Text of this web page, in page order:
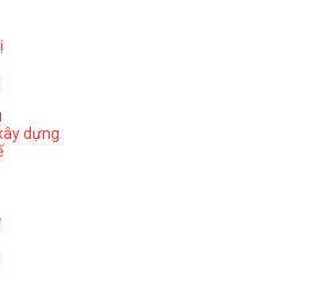
dựng